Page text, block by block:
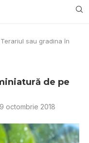
Terariul sau gradina în
de pe
9 octombrie 2018